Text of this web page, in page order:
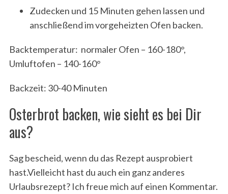
Zudecken und 15 Minuten gehen lassen und
anschließend im vorgeheizten Ofen backen.
Backtemperatur: normaler Ofen – 160-180°,
Umluftofen – 140-160°
Backzeit: 30-40 Minuten
Osterbrot backen, wie sieht es bei Dir
aus?
Sag bescheid, wenn du das Rezept ausprobiert
hast.Vielleicht hast du auch ein ganz anderes
Urlaubsrezept? Ich freue mich auf einen Kommentar.